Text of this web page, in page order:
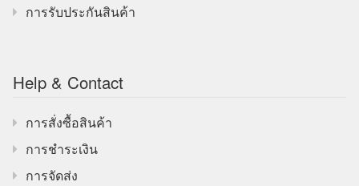
การรับประกันสินค้า
Help & Contact
การสั่งซื้อสินค้า
การชำระเงิน
การจัดส่ง